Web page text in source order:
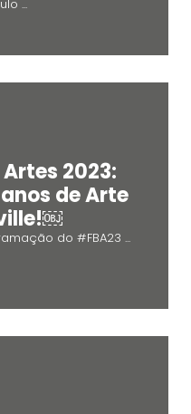
...
2023:
de Arte
do #FBA23 ...